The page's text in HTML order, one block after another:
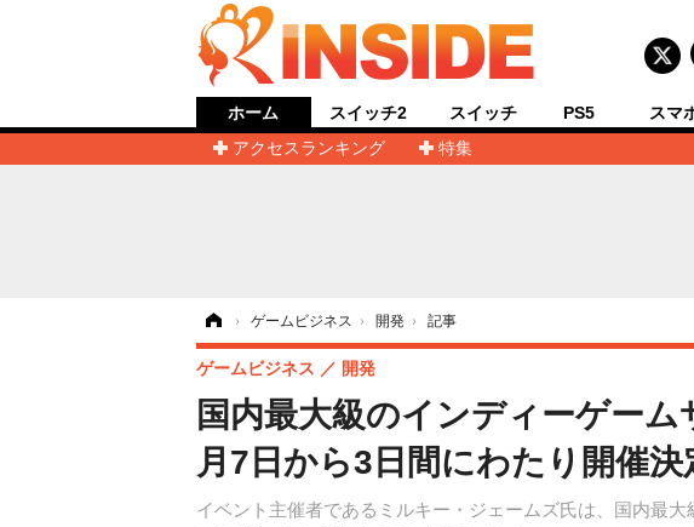
ホーム
アクセスランキング
特集
スイッチ2 スイッチ PS5 スマ
› ゲームビジネス › 開発 › 記事
国内最大級のインディーゲー
月7日から3日間にわたり開催決
イベント主催者であるミルキー・ジェームズ氏は、国内最
ゲームビジネス 開発